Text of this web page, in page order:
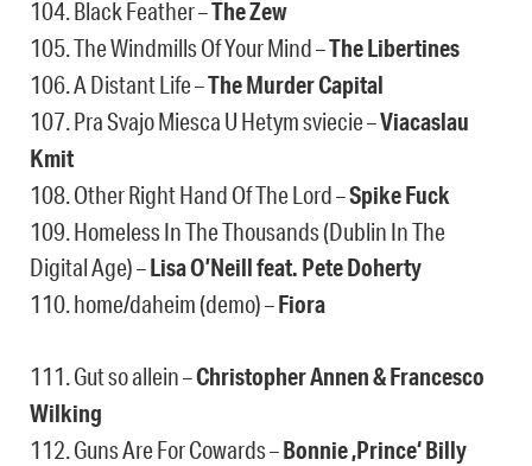
104. Black Feather –The Zew
105. The Windmills Of Your Mind –The Libertines
106. A Distant Life –The Murder Capital
107. Pra Svajo Miesca U Hetym sviecie –Viacaslau
Kmit
108. Other Right Hand Of The Lord –Spike Fuck
109. Homeless In The Thousands (Dublin In The
Digital Age) –Lisa O’Neill feat. Pete Doherty
110. home/daheim (demo) –Fiora
111. Gut so allein –Christopher Annen & Francesco
Wilking
112. Guns Are For Cowards –Bonnie ‚Prince‘ Billy